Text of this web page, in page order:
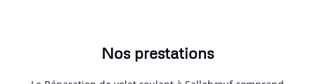
Nos prestations